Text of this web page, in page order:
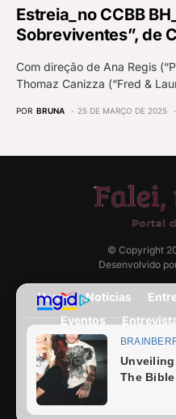
Estreia_no CCBB
Sobreviventes”, de
Com direção de Ana Regis
Thomaz Canizza (“Fred &
POR BRUNA 25 DE MARÇO DE 2025
© Copyright
Desenvolvido
Home Notícias
Eventos
Anuncie Aqui
Termos